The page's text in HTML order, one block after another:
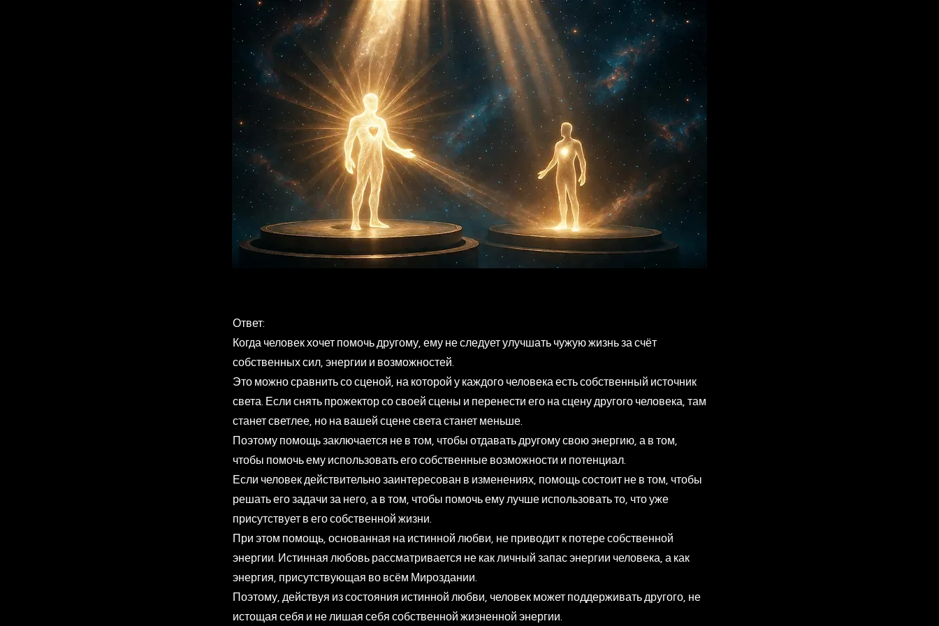
Ответ:
Когда человек хочет помочь другому, ему не следует улучшать чужую жизнь за счёт
собственных сил, энергии и возможностей.
Это можно сравнить со сценой, на которой у каждого человека есть собственный источник
света. Если снять прожектор со своей сцены и перенести его на сцену другого человека, там
станет светлее, но на вашей сцене света станет меньше.
Поэтому помощь заключается не в том, чтобы отдавать другому свою энергию, а в том,
чтобы помочь ему использовать его собственные возможности и потенциал.
Если человек действительно заинтересован в изменениях, помощь состоит не в том, чтобы
решать его задачи за него, а в том, чтобы помочь ему лучше использовать то, что уже
присутствует в его собственной жизни.
При этом помощь, основанная на истинной любви, не приводит к потере собственной
энергии. Истинная любовь рассматривается не как личный запас энергии человека, а как
энергия, присутствующая во всём Мироздании.
Поэтому, действуя из состояния истинной любви, человек может поддерживать другого, не
истощая себя и не лишая себя собственной жизненной энергии.